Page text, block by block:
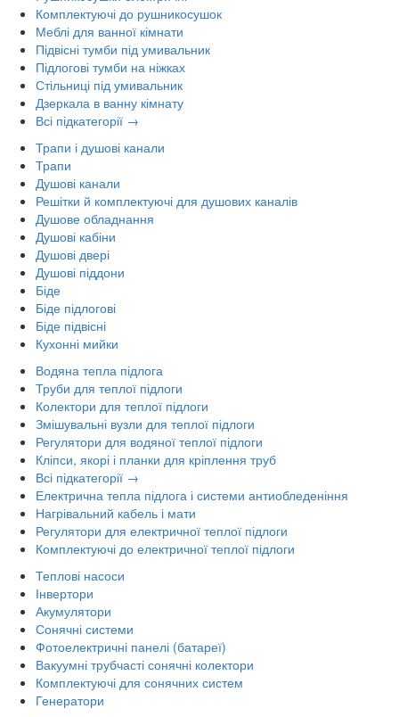
Комплектуючі до рушникосушок
Меблі для ванної кімнати
Підвісні тумби під умивальник
Підлогові тумби на ніжках
Стільниці під умивальник
Дзеркала в ванну кімнату
Всі підкатегорії →
Трапи і душові канали
Трапи
Душові канали
Решітки й комплектуючі для душових каналів
Душове обладнання
Душові кабіни
Душові двері
Душові піддони
Біде
Біде підлогові
Біде підвісні
Кухонні мийки
Водяна тепла підлога
Труби для теплої підлоги
Колектори для теплої підлоги
Змішувальні вузли для теплої підлоги
Регулятори для водяної теплої підлоги
Кліпси, якорі і планки для кріплення труб
Всі підкатегорії →
Електрична тепла підлога і системи антиобледеніння
Нагрівальний кабель і мати
Регулятори для електричної теплої підлоги
Комплектуючі до електричної теплої підлоги
Теплові насоси
Інвертори
Акумулятори
Сонячні системи
Фотоелектричні панелі (батареї)
Вакуумні трубчасті сонячні колектори
Комплектуючі для сонячних систем
Генератори